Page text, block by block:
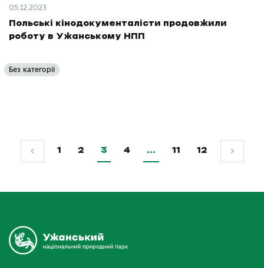
05.12.2023
Польські кінодокументалісти продовжили
роботу в Ужанському НПП
Без категорії
1 2 3 4 … 11 12